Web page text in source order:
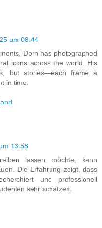
um 08:44
Dorn has photographed
icons across the world. His
but stories—each frame a
in time.
13:58
lassen möchte, kann
Die Erfahrung zeigt, dass
und professionell
sehr schätzen.